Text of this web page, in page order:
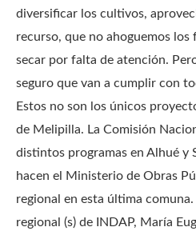
diversificar los cultivos,
recurso, que no ahoguemos los
secar por falta de atención.
seguro que van a cumplir con
Estos no son los únicos
de Melipilla. La Comisión
distintos programas en Alhué y
hacen el Ministerio de Obras
regional en esta última
regional (s) de INDAP, María